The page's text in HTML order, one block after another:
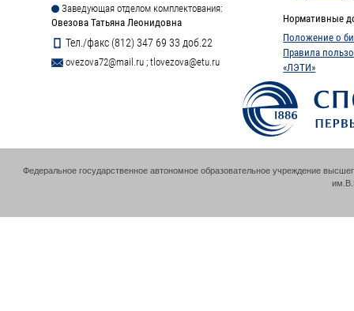
Заведующая отделом комплектования:
Овезова Татьяна Леонидовна
Тел./факс (812) 347 69 33 доб.22
ovezova72@mail.ru ; tlovezova@etu.ru
Нормативные
Положение о
Правила
«ЛЭТИ»
Федеральное государственное автономное образовательное учреждение